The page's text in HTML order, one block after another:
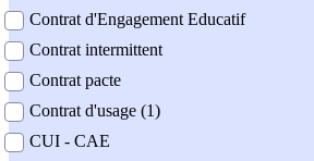
Contrat d'Engagement Educatif
Contrat intermittent
Contrat pacte
Contrat d'usage (1)
CUI - CAE